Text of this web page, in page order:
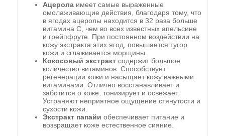
Ацерола имеет самые выраженные
омолаживающие действия, благодаря тому, что
в ягодах ацеролы находится в 32 раза больше
витамина С, чем во всех известных апельсине
и грейпфруте. При постоянном воздействии на
кожу экстракта этих ягод, повышается тугор
кожи и сглаживается морщины.
Кокосовый экстракт содержит большое
количество витаминов. Способствует
регенерации кожи и насыщает кожу важными
витаминами. Отлично восстанавливает и
заботится о коже, тонизирует и освежает.
Устраняют неприятное ощущение стянутости и
сухости кожи.
Экстракт папайи обеспечивает питание и
возвращает коже естественное сияние.